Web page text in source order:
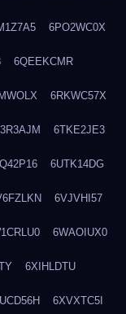
6PO2WC0X
6QEEKCMR
6RKWC57X
6TKE2JE3
6UTK14DG
6VJVHI57
6WAOIUX0
6XIHLDTU
6XVXTC5I